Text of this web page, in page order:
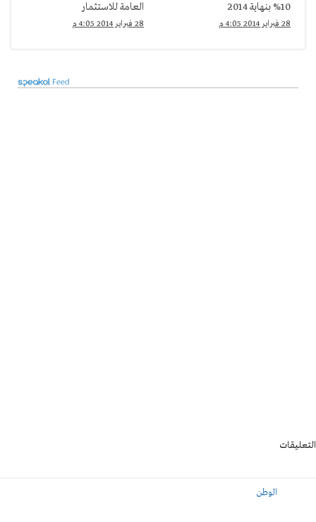
10% بنهاية 2014
28 فبراير 2014 4:05 م
العامة للاستثمار
28 فبراير 2014 4:05 م
التعليقات
الوطن